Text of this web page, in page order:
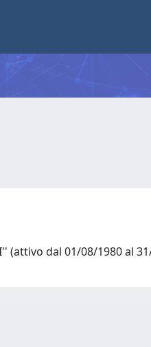
(attivo dal 01/08/1980 al